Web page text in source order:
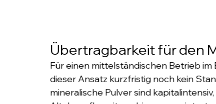
Übertragbarkeit für den
Für einen mittelständischen Betrieb
dieser Ansatz kurzfristig noch kein
mineralische Pulver sind